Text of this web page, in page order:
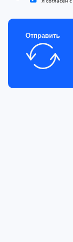
Отправить